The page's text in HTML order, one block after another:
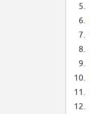
5.
6.
7.
8.
9.
10.
11.
12.